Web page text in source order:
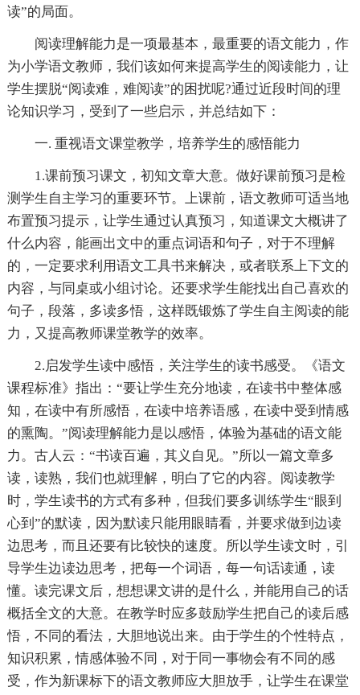
读”的局面。
阅读理解能力是一项最基本，最重要的语文能力，作
为小学语文教师，我们该如何来提高学生的阅读能力，让
学生摆脱“阅读难，难阅读”的困扰呢?通过近段时间的理
论知识学习，受到了一些启示，并总结如下：
一. 重视语文课堂教学，培养学生的感悟能力
1.课前预习课文，初知文章大意。做好课前预习是检
测学生自主学习的重要环节。上课前，语文教师可适当地
布置预习提示，让学生通过认真预习，知道课文大概讲了
什么内容，能画出文中的重点词语和句子，对于不理解
的，一定要求利用语文工具书来解决，或者联系上下文的
内容，与同桌或小组讨论。还要求学生能找出自己喜欢的
句子，段落，多读多悟，这样既锻炼了学生自主阅读的能
力，又提高教师课堂教学的效率。
2.启发学生读中感悟，关注学生的读书感受。《语文
课程标准》指出：“要让学生充分地读，在读书中整体感
知，在读中有所感悟，在读中培养语感，在读中受到情感
的熏陶。”阅读理解能力是以感悟，体验为基础的语文能
力。古人云：“书读百遍，其义自见。”所以一篇文章多
读，读熟，我们也就理解，明白了它的内容。阅读教学
时，学生读书的方式有多种，但我们要多训练学生“眼到
心到”的默读，因为默读只能用眼睛看，并要求做到边读
边思考，而且还要有比较快的速度。所以学生读文时，引
导学生边读边思考，把每一个词语，每一句话读通，读
懂。读完课文后，想想课文讲的是什么，并能用自己的话
概括全文的大意。在教学时应多鼓励学生把自己的读后感
悟，不同的看法，大胆地说出来。由于学生的个性特点，
知识积累，情感体验不同，对于同一事物会有不同的感
受，作为新课标下的语文教师应大胆放手，让学生在课堂